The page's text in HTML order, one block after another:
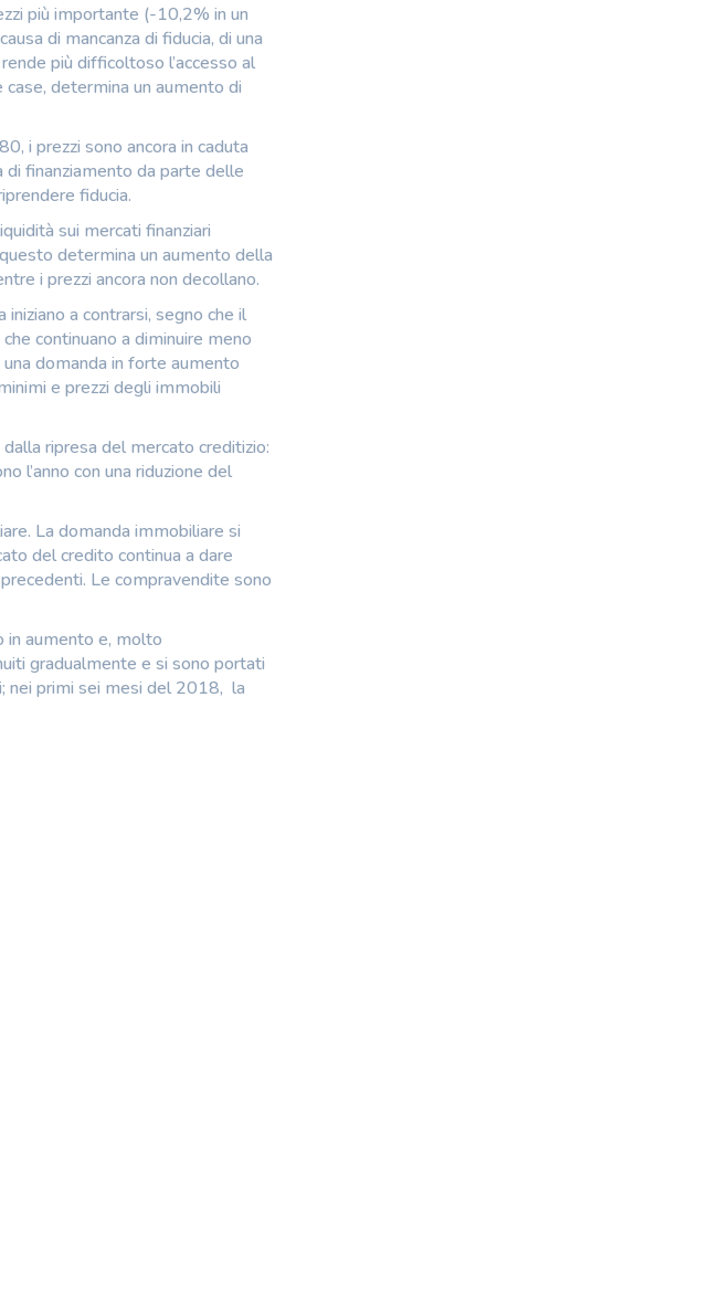
più importante (-10,2% in un
di mancanza di fiducia, di una
più difficoltoso l’accesso al
determina un aumento di
i prezzi sono ancora in caduta
di finanziamento da parte delle
fiducia.
sui mercati finanziari
determina un aumento della
i prezzi ancora non decollano.
a contrarsi, segno che il
continuano a diminuire meno
domanda in forte aumento
e prezzi degli immobili
ripresa del mercato creditizio:
l’anno con una riduzione del
La domanda immobiliare si
del credito continua a dare
Le compravendite sono
in aumento e, molto
gradualmente e si sono portati
nei primi sei mesi del 2018, la